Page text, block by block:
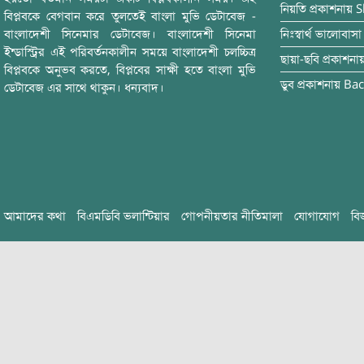
বিপ্লবকে বেগবান করে তুলতেই বাংলা মুভি ডেটাবেজ -
বাংলাদেশী সিনেমার ডেটাবেজ। বাংলাদেশী সিনেমা
ইন্ডাস্ট্রির এই পরিবর্তনকালীন সময়ে বাংলাদেশী চলচ্চিত্র
বিপ্লবকে অনুভব করতে, বিপ্লবের সাক্ষী হতে বাংলা মুভি
ডেটাবেজ এর সাথে থাকুন। ধন্যবাদ।
নিয়তি প্রকাশনায়
নিঃস্বার্থ ভালোবাসা
ছায়া-ছবি
ডুব প্রকাশনায়
আমাদের কথা বিএমডিবি ভলান্টিয়ার গোপনীয়তার নীতিমালা যোগাযোগ